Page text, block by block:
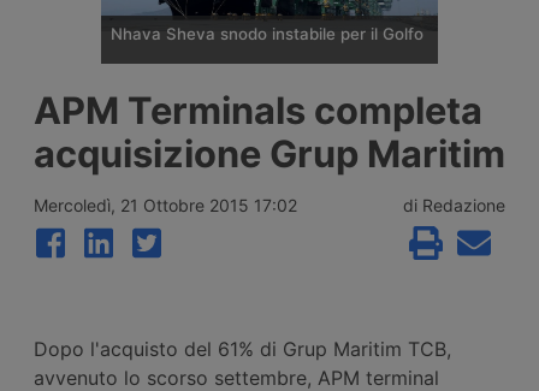
Nhava Sheva snodo instabile per il Golfo
il principale hub di trasbordo verso il Golfo
dopo la crisi del Mar Rosso, ma nel 2026 lo
scontro tra Israele e Iran e la chiusura dello
stretto di Hormuz hanno reso instabile
APM Terminals completa
acquisizione Grup Maritim
Mercoledì, 21 Ottobre 2015 17:02 di Redazione
Dopo l'acquisto del 61% di Grup Maritim TCB,
avvenuto lo scorso settembre, APM terminal